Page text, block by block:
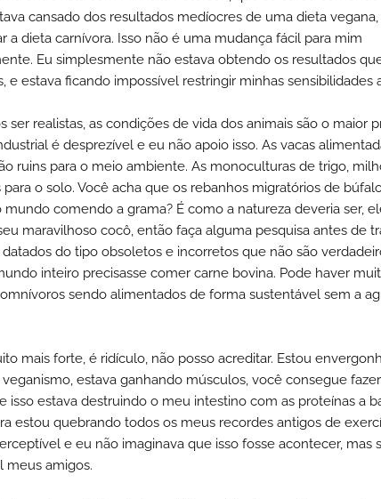
cansado dos resultados medíocres de uma dieta
a dieta carnívora. Isso não é uma mudança fácil para mim
Eu simplesmente não estava obtendo os resultados
e estava ficando impossível restringir minhas sensibilidades
ser realistas, as condições de vida dos animais são o maior
é desprezível e eu não apoio isso. As vacas
ruins para o meio ambiente. As monoculturas de trigo,
o solo. Você acha que os rebanhos migratórios de
comendo a grama? É como a natureza deveria ser,
maravilhoso cocô, então faça alguma pesquisa antes de
do tipo obsoletos e incorretos que não são
inteiro precisasse comer carne bovina. Pode haver
sendo alimentados de forma sustentável sem a
mais forte, é ridículo, não posso acreditar. Estou
estava ganhando músculos, você consegue
isso estava destruindo o meu intestino com as proteínas a
estou quebrando todos os meus recordes antigos de
e eu não imaginava que isso fosse acontecer, mas
meus amigos.